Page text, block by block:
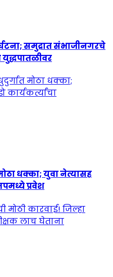
समुद्रात संभाजीनगरचे
धक्का; युवा नेत्यासह
प्रवेश